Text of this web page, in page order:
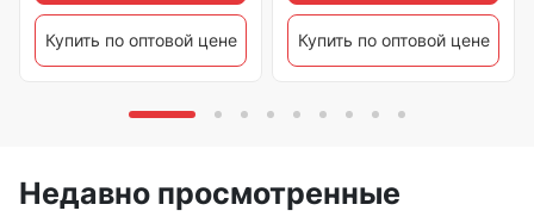
Купить по оптовой цене Купить по оптовой цене
Недавно просмотренные